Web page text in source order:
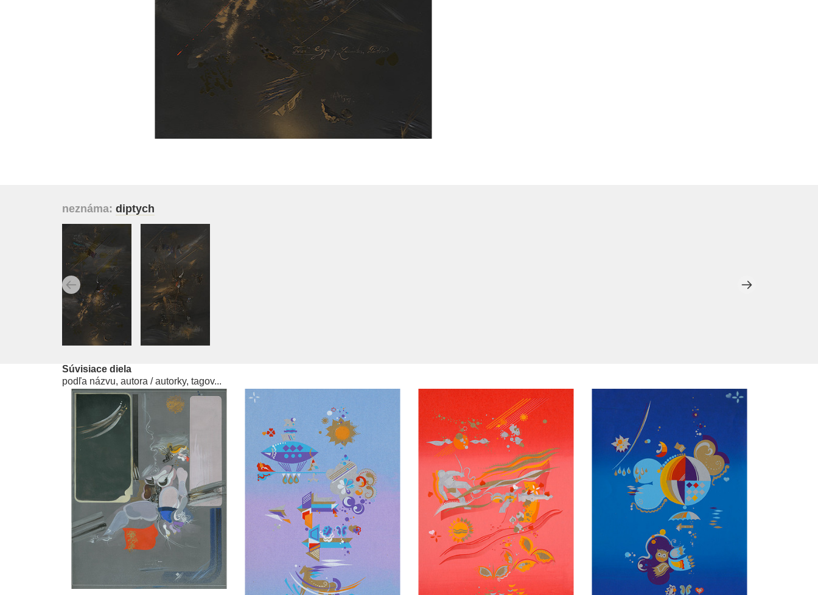
neznáma: diptych
Súvisiace diela
podľa názvu, autora / autorky, tagov...